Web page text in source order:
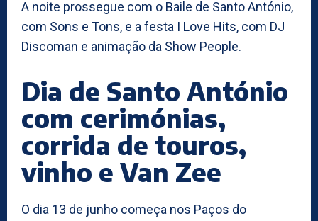
A noite prossegue com o Baile de Santo António,
com Sons e Tons, e a festa I Love Hits, com DJ
Discoman e animação da Show People.
Dia de Santo António
com cerimónias,
corrida de touros,
vinho e Van Zee
O dia 13 de junho começa nos Paços do